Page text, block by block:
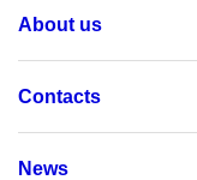
About us
Contacts
News